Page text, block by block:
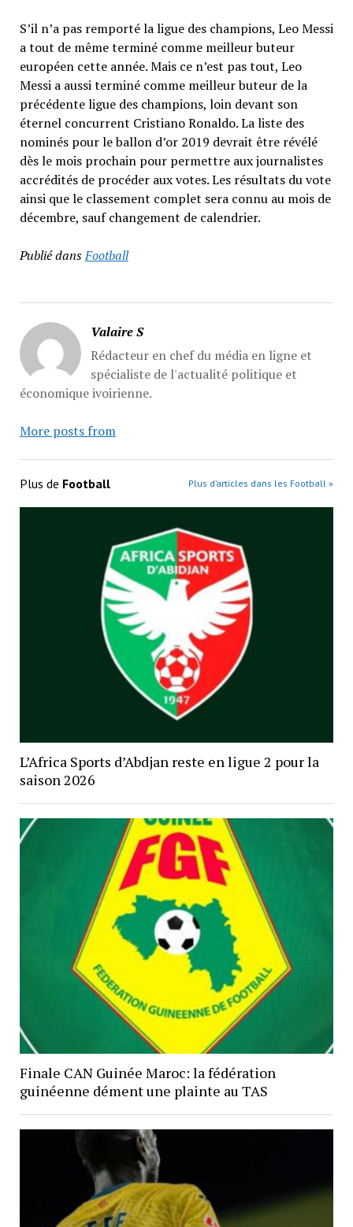
S’il n’a pas remporté la ligue des champions, Leo Messi
a tout de même terminé comme meilleur buteur
européen cette année. Mais ce n’est pas tout, Leo
Messi a aussi terminé comme meilleur buteur de la
précédente ligue des champions, loin devant son
éternel concurrent Cristiano Ronaldo. La liste des
nominés pour le ballon d’or 2019 devrait être révélé
dès le mois prochain pour permettre aux journalistes
accrédités de procéder aux votes. Les résultats du vote
ainsi que le classement complet sera connu au mois de
décembre, sauf changement de calendrier.
Publié dansFootball
Valaire S
Rédacteur en chef du média en ligne et
spécialiste de l'actualité politique et
économique ivoirienne.
More posts from
Plus de Football Plus d’articles dans les Football »
L’Africa Sports d’Abdjan reste en ligue 2 pour la
saison 2026
Finale CAN Guinée Maroc: la fédération
guinéenne dément une plainte au TAS